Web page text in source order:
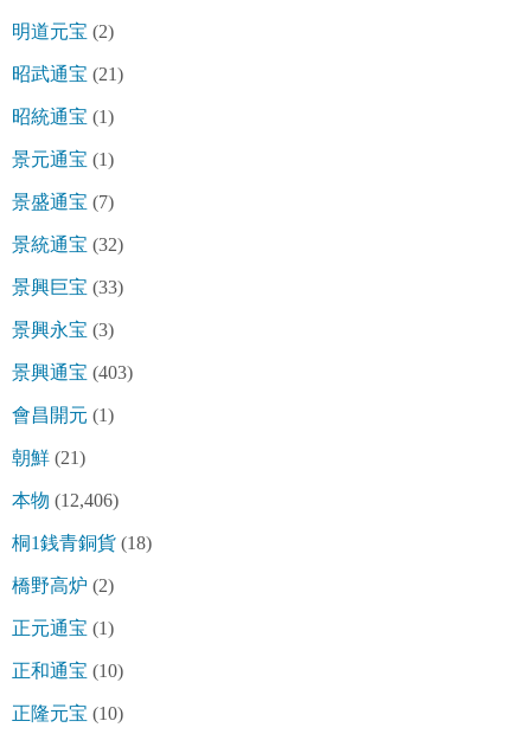
明道元宝 (2)
昭武通宝 (21)
昭統通宝 (1)
景元通宝 (1)
景盛通宝 (7)
景統通宝 (32)
景興巨宝 (33)
景興永宝 (3)
景興通宝 (403)
會昌開元 (1)
朝鮮 (21)
本物 (12,406)
桐1銭青銅貨 (18)
橋野高炉 (2)
正元通宝 (1)
正和通宝 (10)
正隆元宝 (10)